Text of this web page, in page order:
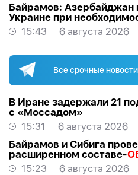
Байрамов: Азербайджан
Украине при
15:43
6 августа 2026
Все срочные
В Иране задержали 21
с «Моссадом»
15:31
6 августа 2026
Байрамов и Сибига
расширенном составе-
15:23
6 августа 2026